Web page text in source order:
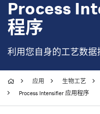
Process
程序
利用您自身的工艺数
应用 生物工艺
Process Intensifier 应用程序